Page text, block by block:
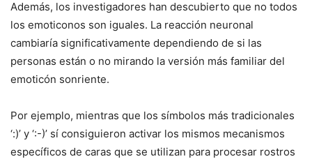
Además, los investigadores han descubierto que no todos
los emoticonos son iguales. La reacción neuronal
cambiaría significativamente dependiendo de si las
personas están o no mirando la versión más familiar del
emoticón sonriente.
Por ejemplo, mientras que los símbolos más tradicionales
‘:)’ y ‘:-)’ sí consiguieron activar los mismos mecanismos
específicos de caras que se utilizan para procesar rostros